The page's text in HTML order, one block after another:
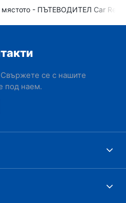
мястото - ПЪТЕВОДИТЕЛ Car
се с нашите
под наем.